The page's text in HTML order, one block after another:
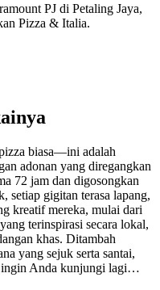
PJ di Petaling Jaya,
Pizza & Italia.
biasa—ini adalah
adonan yang diregangkan
72 jam dan digosongkan
setiap gigitan terasa lapang,
kreatif mereka, mulai dari
terinspirasi secara lokal,
khas. Ditambah
yang sejuk serta santai,
ingin Anda kunjungi lagi…